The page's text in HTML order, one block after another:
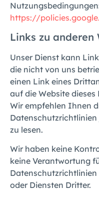
https://
Links zu anderen
Unser Dienst kann
die nicht von uns
einen Link eines
auf die Website
Wir empfehlen Ihnen
Datenschutzrichtlinien
zu lesen.
Wir haben keine
keine Verantwortung
Datenschutzrichtlinien
oder Diensten Dritter.